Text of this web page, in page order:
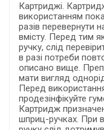
Картриджі.
використанням
разів перевернути
вмісту. Перед тим
ручку, слід
в разі потреби
описано вище.
мати вигляд
Перед
продезінфікуйте
Картридж
шприц-ручках. При